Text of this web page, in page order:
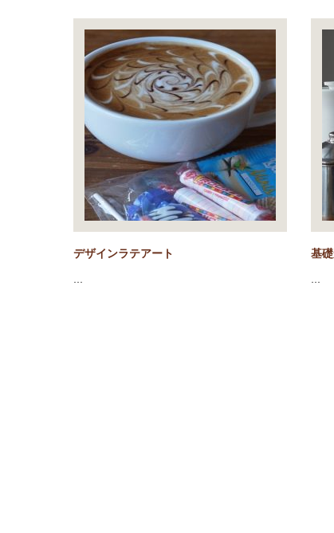
デザインラテアート
…
基
…